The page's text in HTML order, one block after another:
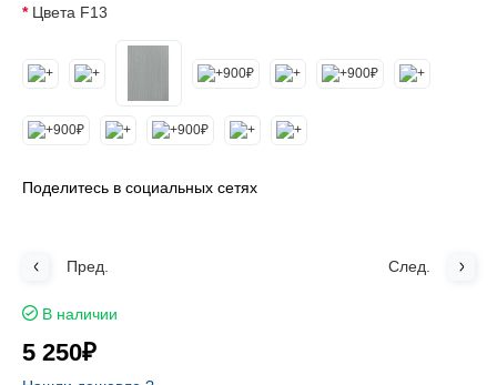
Цвета F13
Поделитесь в социальных сетях
Пред. След.
В наличии
5 250₽